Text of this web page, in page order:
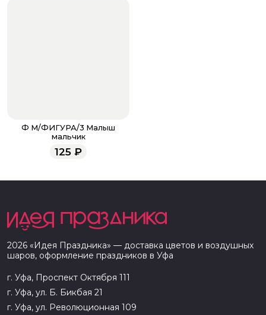
Ф М/ФИГУРА/3 Малыш
мальчик
125 ₽
2026 «Идея Праздника» — доставка цветов и воздушных
шаров, оформление праздников в Уфа
г. Уфа, Проспект Октября 111
г. Уфа, ул. Б. Бикбая 21
г. Уфа, ул. Революционная 109